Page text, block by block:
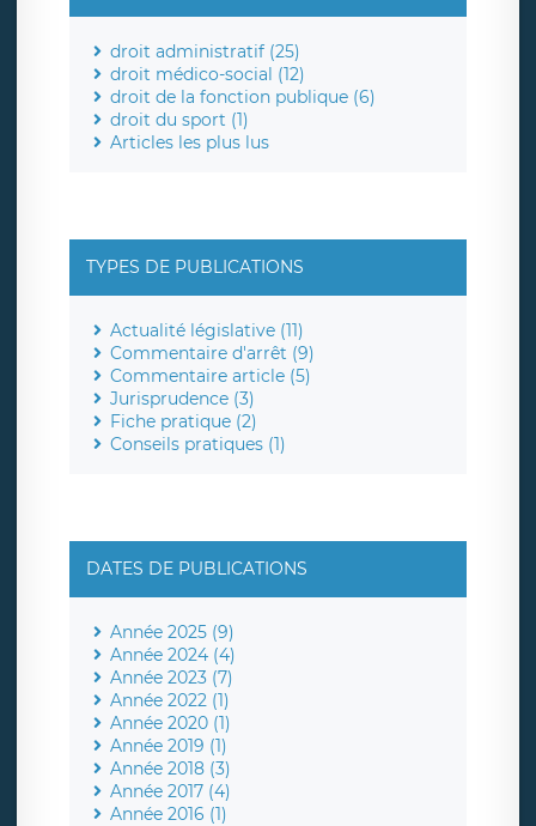
droit administratif (25)
droit médico-social (12)
droit de la fonction publique (6)
droit du sport (1)
Articles les plus lus
TYPES DE PUBLICATIONS
Actualité législative (11)
Commentaire d'arrêt (9)
Commentaire article (5)
Jurisprudence (3)
Fiche pratique (2)
Conseils pratiques (1)
DATES DE PUBLICATIONS
Année 2025 (9)
Année 2024 (4)
Année 2023 (7)
Année 2022 (1)
Année 2020 (1)
Année 2019 (1)
Année 2018 (3)
Année 2017 (4)
Année 2016 (1)